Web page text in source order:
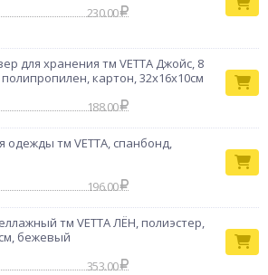
230.00
для хранения тм VETTA Джойс, 8
картон, 32x16x10см
188.00
одежды тм VETTA, спанбонд,
196.00
тм VETTA ЛЁН, полиэстер,
бежевый
353.00